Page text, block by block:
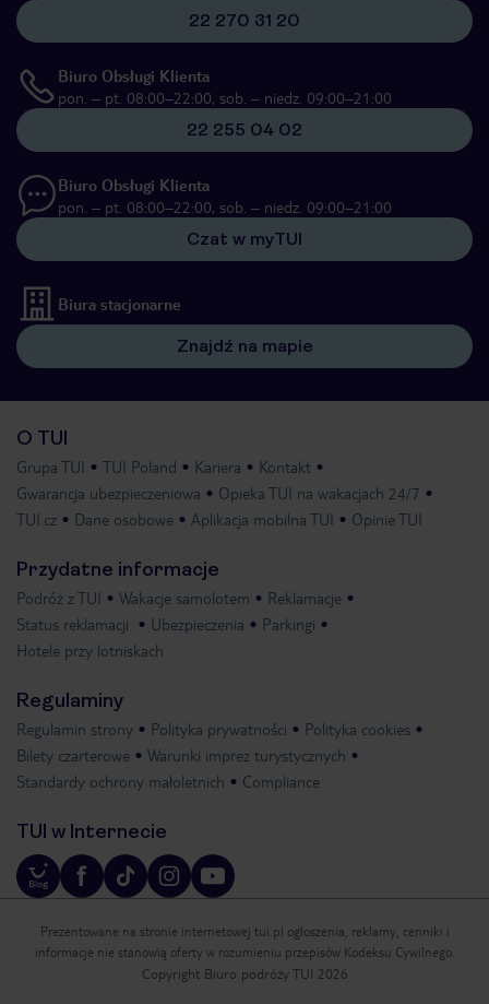
22 270 31 20
Biuro Obsługi Klienta
pon. – pt. 08:00–22:00, sob. – niedz. 09:00–21:00
22 255 04 02
Biuro Obsługi Klienta
pon. – pt. 08:00–22:00, sob. – niedz. 09:00–21:00
Czat w myTUI
Biura stacjonarne
Znajdź na mapie
O TUI
Grupa TUI TUI Poland Kariera
Kontakt
Gwarancja ubezpieczeniowa
Opieka TUI na wakacjach 24/7
TUI.cz
Dane osobowe Aplikacja mobilna TUI Opinie TUI
Przydatne informacje
Podróż z TUI Wakacje samolotem
Reklamacje
Status reklamacji
Ubezpieczenia
Parkingi
Hotele przy lotniskach
Regulaminy
Regulamin strony Polityka prywatności
Polityka cookies
Bilety czarterowe
Warunki imprez turystycznych
Standardy ochrony małoletnich
Compliance
TUI w Internecie
Prezentowane na stronie internetowej tui.pl ogłoszenia, reklamy, cenniki i
informacje nie stanowią oferty w rozumieniu przepisów Kodeksu Cywilnego.
Copyright Biuro podróży TUI 2026